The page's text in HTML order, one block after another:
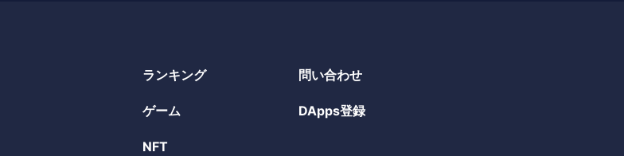
ランキング
ゲーム
NFT
問い合わせ
DApps登録